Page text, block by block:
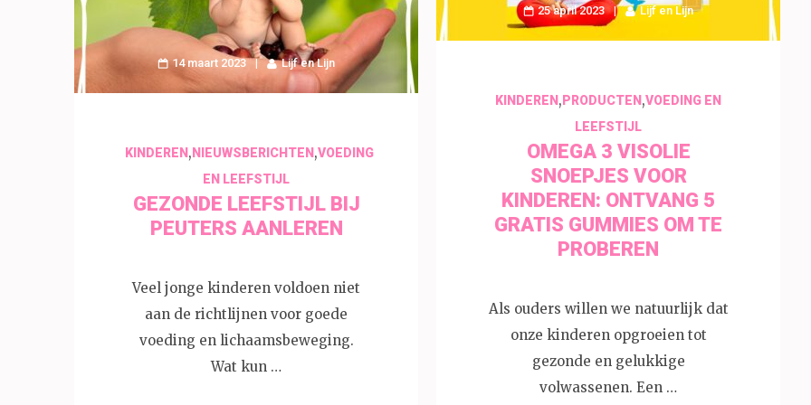
25 april 2023 Lijf en Lijn
KINDEREN , PRODUCTEN ,VOEDING EN
LEEFSTIJL
OMEGA 3 VISOLIE
SNOEPJES VOOR
KINDEREN: ONTVANG 5
GRATIS GUMMIES OM TE
PROBEREN
Als ouders willen we natuurlijk dat
onze kinderen opgroeien tot
gezonde en gelukkige
volwassenen. Een …
14 maart 2023 Lijf en Lijn
KINDEREN , NIEUWSBERICHTEN ,VOEDING
EN LEEFSTIJL
GEZONDE LEEFSTIJL BIJ
PEUTERS AANLEREN
Veel jonge kinderen voldoen niet
aan de richtlijnen voor goede
voeding en lichaamsbeweging.
Wat kun …